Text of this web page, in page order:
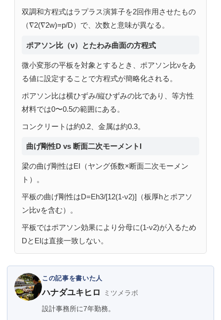
双調和方程式はラプラス演算子を2回作用させたもの
（∇2(∇2w)=p/D）で、次数と意味が異なる。
ポアソン比（ν）とたわみ曲面の方程式
微小変形の平板を対象とするとき、ポアソン比νをあ
る値に設定することで方程式が簡略化される。
ポアソン比は横ひずみ/縦ひずみの比であり、等方性
材料では0〜0.5の範囲にある。
コンクリートは約0.2、金属は約0.3。
曲げ剛性D vs 断面二次モーメントI
梁の曲げ剛性はEI（ヤング係数×断面二次モーメン
ト）。
平板の曲げ剛性はD=Eh3/[12(1-ν2)]（板厚hとポアソ
ン比νを含む）。
平板ではポアソン効果により分母に(1-ν2)が入るため
DとEIは直接一致しない。
この記事を書いた人
ハナダユキヒロ
ミツメラボ
設計事務所に7年勤務。